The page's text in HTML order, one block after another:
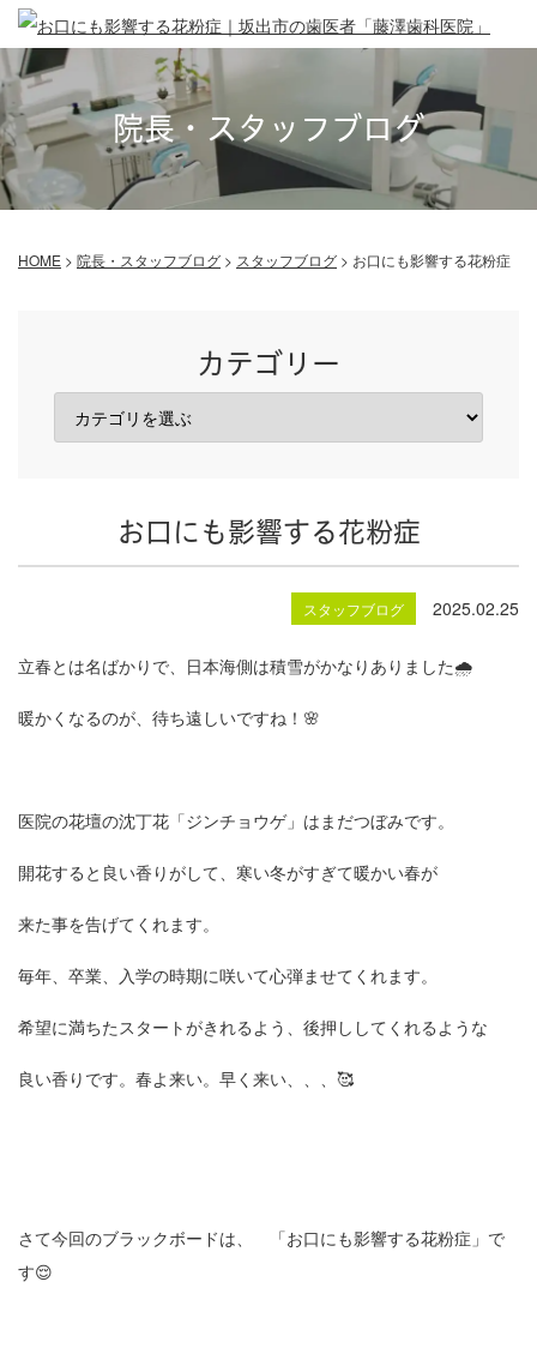
院長・スタッフブログ
HOME > 院長・スタッフブログ > スタッフブログ > お口にも影響する花粉症
カテゴリー
お口にも影響する花粉症
スタッフブログ 2025.02.25
立春とは名ばかりで、日本海側は積雪がかなりありました🌧
暖かくなるのが、待ち遠しいですね！🌸
医院の花壇の沈丁花「ジンチョウゲ」はまだつぼみです。
開花すると良い香りがして、寒い冬がすぎて暖かい春が
来た事を告げてくれます。
毎年、卒業、入学の時期に咲いて心弾ませてくれます。
希望に満ちたスタートがきれるよう、後押ししてくれるような
良い香りです。春よ来い。早く来い、、、🥰
さて今回のブラックボードは、 「お口にも影響する花粉症」で
す😌